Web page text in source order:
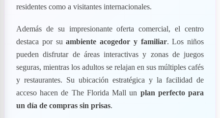
residentes como a visitantes internacionales.
Además de su impresionante oferta comercial, el centro
destaca por suambiente acogedor y familiar. Los niños
pueden disfrutar de áreas interactivas y zonas de juegos
seguras, mientras los adultos se relajan en sus múltiples cafés
y restaurantes. Su ubicación estratégica y la facilidad de
acceso hacen de The Florida Mall un plan perfecto para
un día de compras sin prisas.